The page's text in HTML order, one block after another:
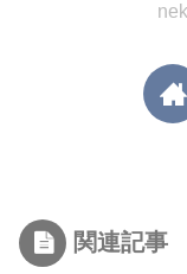
関連記事